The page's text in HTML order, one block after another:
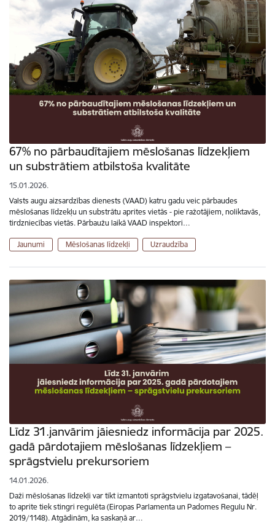
67% no pārbaudītajiem mēslošanas līdzekļiem
un substrātiem atbilstoša kvalitāte
15.01.2026.
Valsts augu aizsardzības dienests (VAAD) katru gadu veic pārbaudes
mēslošanas līdzekļu un substrātu aprites vietās - pie ražotājiem, noliktavās,
tirdzniecības vietās. Pārbaužu laikā VAAD inspektori…
Jaunumi Mēslošanas līdzekļi Uzraudzība
Līdz 31.janvārim jāiesniedz informācija par 2025.
gadā pārdotajiem mēslošanas līdzekļiem –
sprāgstvielu prekursoriem
14.01.2026.
Daži mēslošanas līdzekļi var tikt izmantoti sprāgstvielu izgatavošanai, tādēļ
to aprite tiek stingri regulēta (Eiropas Parlamenta un Padomes Regulu Nr.
2019/1148). Atgādinām, ka saskaņā ar…